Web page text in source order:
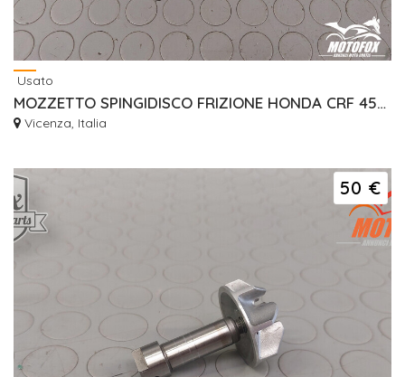
Usato
MOZZETTO SPINGIDISCO FRIZIONE HONDA CRF 450 2013/2025
Vicenza, Italia
50 €